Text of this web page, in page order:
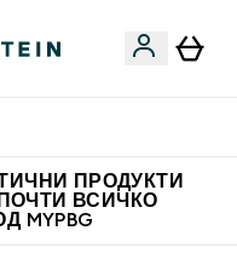
ПРОДУКТИ
ВСИЧКО
MYPBG